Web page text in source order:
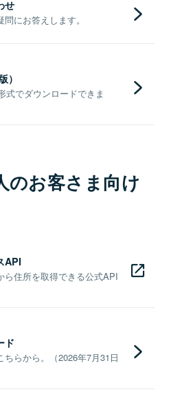
せ
にお答えします。
）
式でダウンロードできま
のお客さま向け
API
ら住所を取得できる公式API
ド
らから。（2026年7月31日